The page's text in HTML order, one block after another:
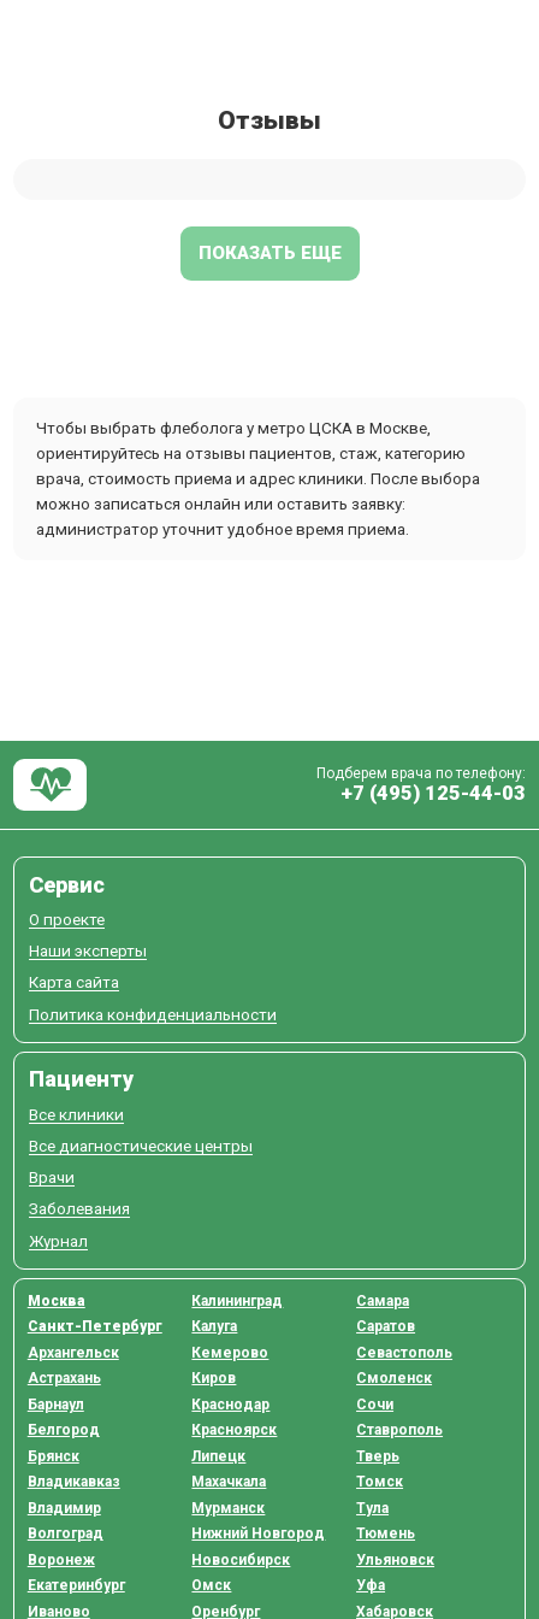
Отзывы
ПОКАЗАТЬ ЕЩЕ
Чтобы выбрать флеболога у метро ЦСКА в Москве,
ориентируйтесь на отзывы пациентов, стаж, категорию
врача, стоимость приема и адрес клиники. После выбора
можно записаться онлайн или оставить заявку:
администратор уточнит удобное время приема.
Подберем врача по телефону:
+7 (495) 125-44-03
Сервис
О проекте
Наши эксперты
Карта сайта
Политика конфиденциальности
Пациенту
Все клиники
Все диагностические центры
Врачи
Заболевания
Журнал
Москва
Санкт-Петербург
Архангельск
Астрахань
Барнаул
Белгород
Брянск
Владикавказ
Владимир
Волгоград
Воронеж
Екатеринбург
Иваново
Калининград
Калуга
Кемерово
Киров
Краснодар
Красноярск
Липецк
Махачкала
Мурманск
Нижний Новгород
Новосибирск
Омск
Оренбург
Самара
Саратов
Севастополь
Смоленск
Сочи
Ставрополь
Тверь
Томск
Тула
Тюмень
Ульяновск
Уфа
Хабаровск